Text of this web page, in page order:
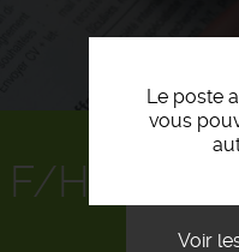
Le poste
vous
Voir
F/H